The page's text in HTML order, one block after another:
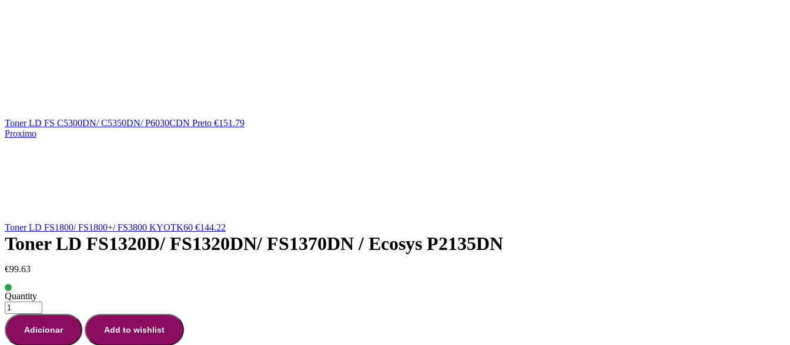
Toner LD FS C5300DN/ C5350DN/ P6030CDN Preto €151.79
Proximo
Toner LD FS1800/ FS1800+/ FS3800 KYOTK60 €144.22
Toner LD FS1320D/ FS1320DN/ FS1370DN / Ecosys P2135DN
€99.63
Quantity
Adicionar Add to wishlist